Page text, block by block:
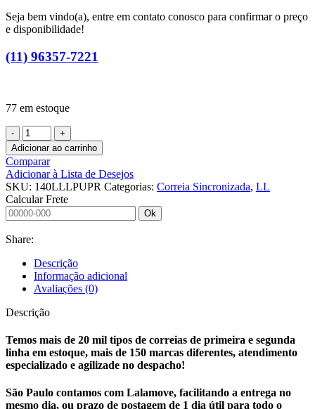
original
era:
atual
Seja bem vindo(a), entre em contato conosco para confirmar o preço
e disponibilidade!
(11) 96357-7221
77 em estoque
CORREIA
SINCRONIZADA
140
LL
L
PU
PRETO
A?
SINCRO
quantidade
Adicionar ao carrinho
Comparar
Adicionar à Lista de Desejos
SKU: 140LLLPUPR Categorias: Correia Sincronizada, LL
Calcular Frete
Ok
Share:
Descrição
Informação adicional
Avaliações (0)
Descrição
Temos mais de 20 mil tipos de correias de primeira e segunda
linha em estoque, mais de 150 marcas diferentes, atendimento
especializado e agilizade no despacho!
São Paulo contamos com Lalamove, facilitando a entrega no
mesmo dia, ou prazo de postagem de 1 dia útil para todo o